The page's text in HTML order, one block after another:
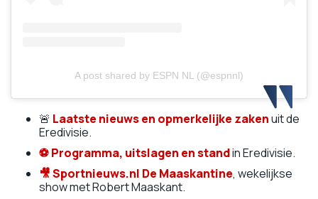
A post shared by ESPN NL (@espnnl)
🚨 Laatste nieuws en opmerkelijke zakenuit de
Eredivisie.
⚽Programma, uitslagen en standin Eredivisie.
🎥Sportnieuws.nl De Maaskantine, wekelijkse
show met Robert Maaskant.